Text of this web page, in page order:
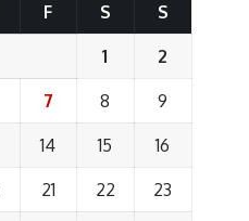
F S S
1 2
7 8 9
14 15 16
21 22 23